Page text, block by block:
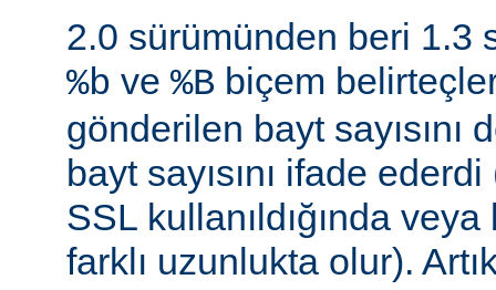
2.0 sürümünden beri 1.3
%b ve %B biçem
gönderilen bayt sayısını
bayt sayısını ifade
SSL kullanıldığında
farklı uzunlukta olur).